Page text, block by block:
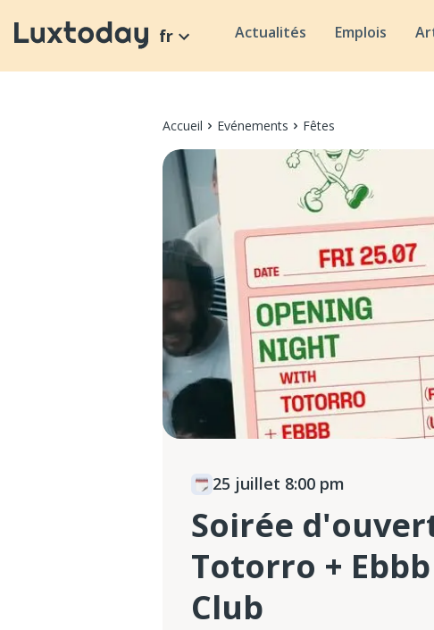
fr Actualités Emplois
Accueil Evénements Fêtes
25 juillet 8:00 pm
Soirée
Totorro +
Club